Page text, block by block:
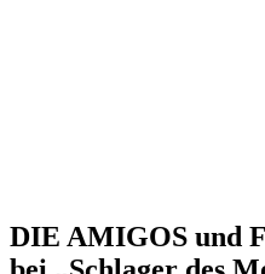
DIE AMIGOS und